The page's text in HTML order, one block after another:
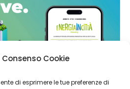
Cookie
di esprimere le tue preferenze di